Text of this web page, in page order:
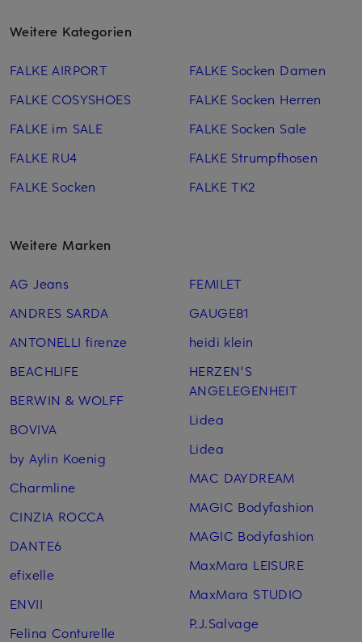
Weitere Kategorien
FALKE AIRPORT
FALKE COSYSHOES
FALKE im SALE
FALKE RU4
FALKE Socken
FALKE Socken Damen
FALKE Socken Herren
FALKE Socken Sale
FALKE Strumpfhosen
FALKE TK2
Weitere Marken
AG Jeans
ANDRES SARDA
ANTONELLI firenze
BEACHLIFE
BERWIN & WOLFF
BOVIVA
by Aylin Koenig
Charmline
CINZIA ROCCA
DANTE6
efixelle
ENVII
Felina Conturelle
FEMILET
GAUGE81
heidi klein
HERZEN'S
ANGELEGENHEIT
Lidea
Lidea
MAC DAYDREAM
MAGIC Bodyfashion
MAGIC Bodyfashion
MaxMara LEISURE
MaxMara STUDIO
P.J.Salvage